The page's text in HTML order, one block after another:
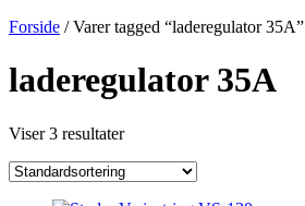
Forside / Varer tagged “laderegulator 35A”
laderegulator 35A
Viser 3 resultater